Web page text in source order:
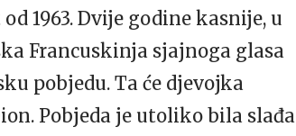
1963. Dvije godine kasnije, u
Francuskinja sjajnoga glasa
pobjedu. Ta će djevojka
Pobjeda je utoliko bila slađa